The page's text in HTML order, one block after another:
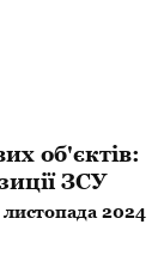
об'єктів:
ЗСУ
листопада 2024